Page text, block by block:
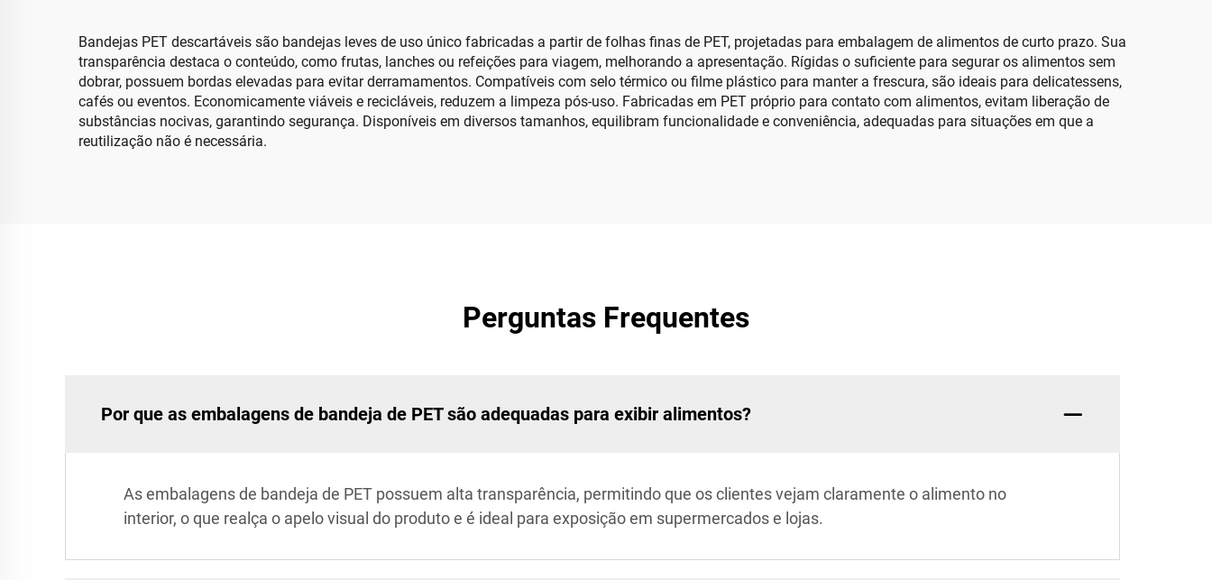
Bandejas PET descartáveis são bandejas leves de uso único fabricadas a partir de folhas finas de PET, projetadas para embalagem de alimentos de curto prazo. Sua
transparência destaca o conteúdo, como frutas, lanches ou refeições para viagem, melhorando a apresentação. Rígidas o suficiente para segurar os alimentos sem
dobrar, possuem bordas elevadas para evitar derramamentos. Compatíveis com selo térmico ou filme plástico para manter a frescura, são ideais para delicatessens,
cafés ou eventos. Economicamente viáveis e recicláveis, reduzem a limpeza pós-uso. Fabricadas em PET próprio para contato com alimentos, evitam liberação de
substâncias nocivas, garantindo segurança. Disponíveis em diversos tamanhos, equilibram funcionalidade e conveniência, adequadas para situações em que a
reutilização não é necessária.
Perguntas Frequentes
Por que as embalagens de bandeja de PET são adequadas para exibir alimentos?
As embalagens de bandeja de PET possuem alta transparência, permitindo que os clientes vejam claramente o alimento no
interior, o que realça o apelo visual do produto e é ideal para exposição em supermercados e lojas.